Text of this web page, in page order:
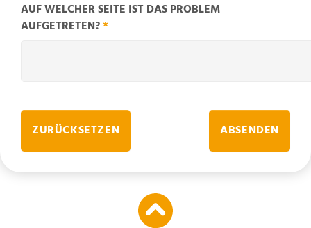
AUF WELCHER SEITE IST DAS PROBLEM
AUFGETRETEN?*